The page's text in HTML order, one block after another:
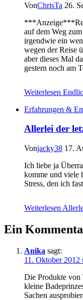
VonChrisTa 26.
auf dem Weg
irgendwie ein
wegen der Reise
aber dieses Mal
gestern noch am
Weiterlesen
Erfahrungen &
Allerlei der
Vonjacky38 17.
Ich liebe ja
komme und viele
Stress, den ich
Weiterlesen
Ein
Anika sagt:
11. Oktober 2012
Die Produkte
kleine
Sachen